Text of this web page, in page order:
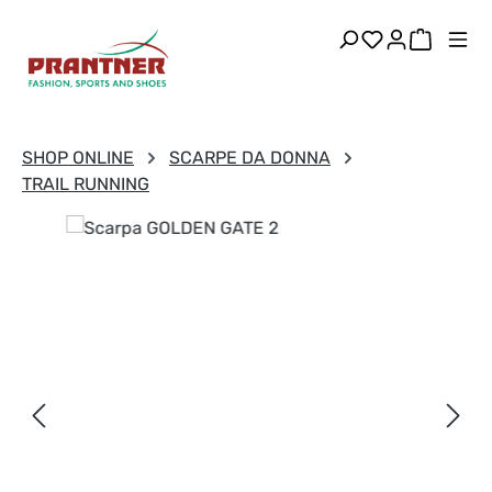
Passa al contenuto principale
Hai 0Il
SHOP ONLINE
SCARPE DA DONNA
TRAIL RUNNING
Salta la galleria di immagini